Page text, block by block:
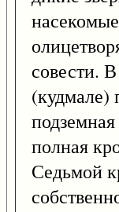
совести.
(кудмале)
полная
Седьмой